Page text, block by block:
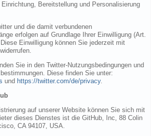
Bereitstellung und Personalisierung
und die damit verbundenen
erfolgen auf Grundlage Ihrer Einwilligung (Art.
Einwilligung können Sie jederzeit mit
Sie in den Twitter-Nutzungsbedingungen und
Diese finden Sie unter:
und https://twitter.com/de/privacy.
auf unserer Website können Sie sich mit
dieses Dienstes ist die GitHub, Inc, 88 Colin
CA 94107, USA.